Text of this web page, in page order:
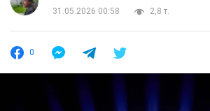
31.05.2026 00:58
2,8 т.
0